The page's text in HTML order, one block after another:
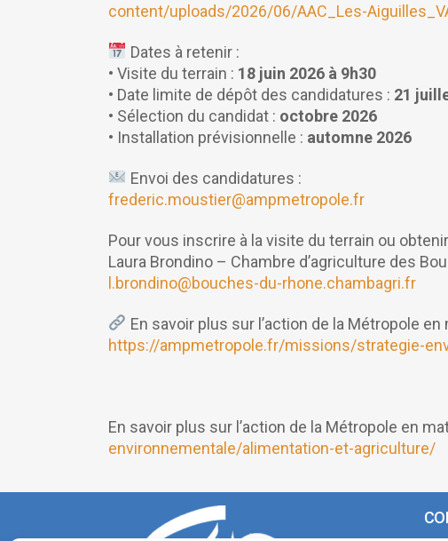
content/uploads/2026/06/AAC_Les-
Dates à retenir :
• Visite du terrain : 18 juin 2026 à 9h30
• Date limite de dépôt des candidatures : 21
• Sélection du candidat : octobre 2026
• Installation prévisionnelle : automne 2026
Envoi des candidatures :
frederic.moustier@ampmetropole.fr
Pour vous inscrire à la visite du terrain ou
Laura Brondino – Chambre d’agriculture des
l.brondino@bouches-du-rhone.chambagri.fr
En savoir plus sur l’action de la Métropole
https://ampmetropole.fr/missions/strategie-
En savoir plus sur l’action de la Métropole en
environnementale/alimentation-et-agriculture/